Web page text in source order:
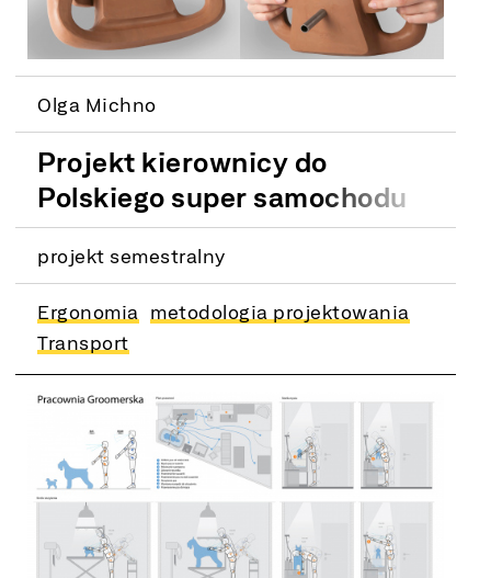
Olga Michno
Projekt kierownicy do
Polskiego super samochodu
projekt semestralny
Ergonomia
metodologia projektowania
Transport